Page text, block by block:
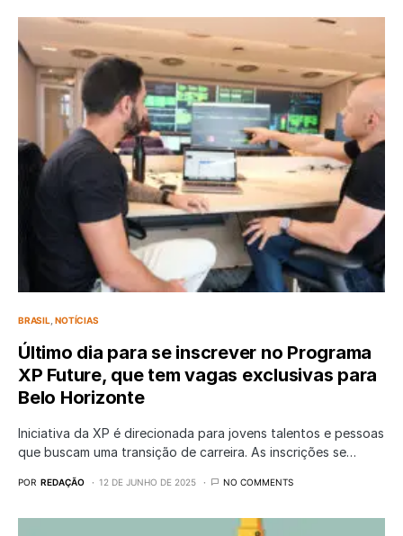
BRASIL NOTÍCIAS
Último dia para se inscrever no Programa
XP Future, que tem vagas exclusivas para
Belo Horizonte
Iniciativa da XP é direcionada para jovens talentos e pessoas
que buscam uma transição de carreira. As inscrições se…
POR REDAÇÃO 12 DE JUNHO DE 2025 NO COMMENTS